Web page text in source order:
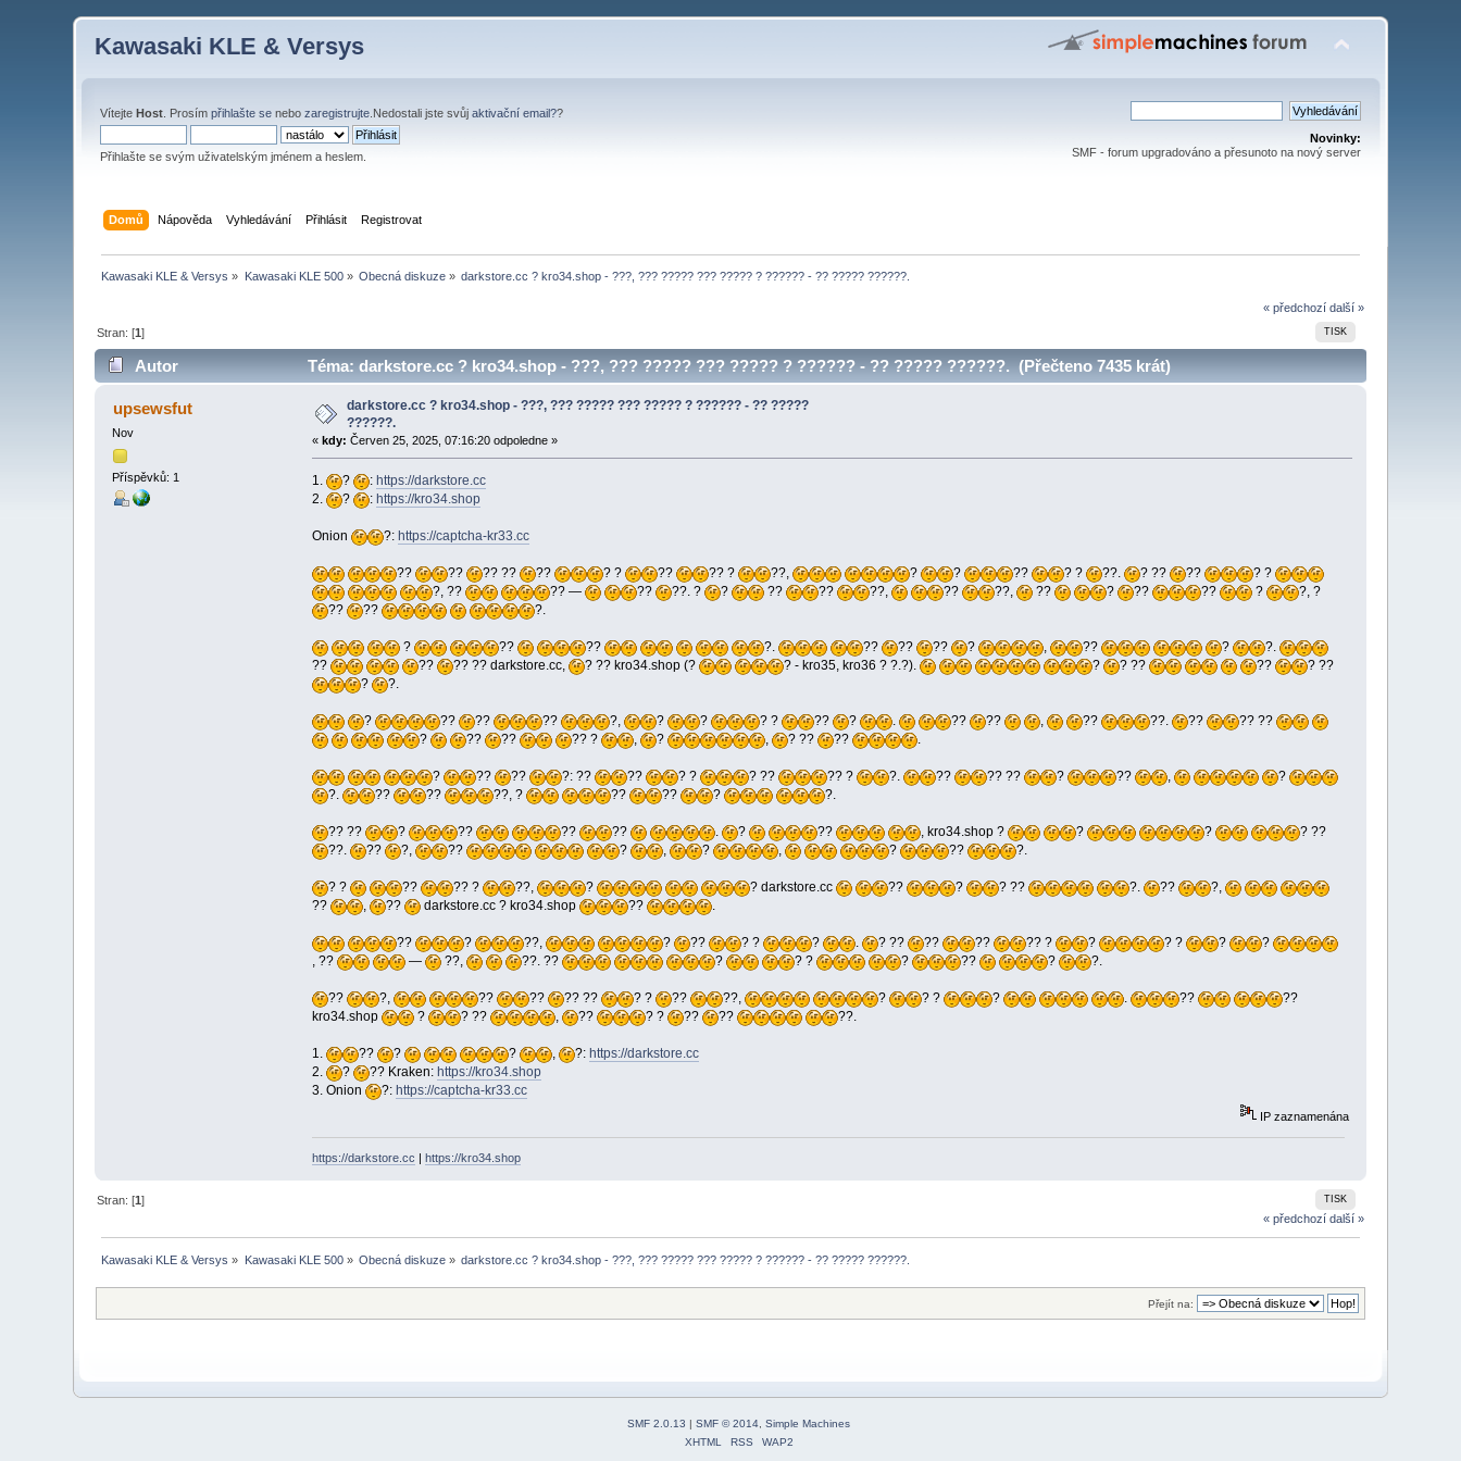
Kawasaki KLE & Versys
VítejteHost . Prosímpřihlašte se nebozaregistrujte .Nedostali jste svůjaktivační email??
Přihlašte se svým uživatelským jménem a heslem.
Novinky:
SMF - forum upgradováno a přesunoto na nový server
Domů Nápověda Vyhledávání Přihlásit Registrovat
Kawasaki KLE & Versys » Kawasaki KLE 500» Obecná diskuze » darkstore.cc ? kro34.shop - ???, ??? ????? ??? ????? ? ?????? - ?? ????? ??????.
« předchozí další »
TISK
Stran: [1]
Autor Téma: darkstore.cc ? kro34.shop - ???, ??? ????? ??? ????? ? ?????? - ?? ????? ??????. (Přečteno 7435 krát)
upsewsfut
Nov
Příspěvků: 1
darkstore.cc ? kro34.shop - ???, ??? ????? ??? ????? ? ?????? - ?? ?????
??????.
« kdy: Červen 25, 2025, 07:16:20 odpoledne »
1. ? : https://darkstore.cc
2.
? : https://kro34.shop
Onion ?: https://captcha-kr33.cc
?? ?? ?? ?? ?? ? ? ?? ?? ? ??, ? ? ?? ? ? ??. ? ?? ??
? ?
?, ??
?? — ?? ??. ? ? ?? ?? ??, ?? ??, ?? ? ?? ?? ?
?, ?
??
?? ?.
? ?? ?? ?. ?? ?? ?? ? , ?? ?
?.
??
?? ?? ?? darkstore.cc, ? ?? kro34.shop (? ? - kro35, kro36 ? ?.?). ? ? ?? ??
? ??
?
?.
? ?? ?? ?? ?, ? ? ? ? ?? ? . ?? ?? , ?? ??. ??
?? ??
?
?? ?? ?? ? , ? , ? ?? ?? .
? ?? ?? ?: ?? ?? ? ? ? ?? ?? ? ?. ?? ?? ?? ? ?? ,
?
?.
?? ?? ??, ? ?? ?? ? ?.
?? ?? ? ?? ?? ?? . ? ?? , kro34.shop ? ? ?
? ??
??.
?? ?, ?? ? , ? , ? ?? ?.
? ? ?? ?? ? ??, ? ? darkstore.cc ?? ? ? ?? ?. ??
?,
??
, ?? darkstore.cc ? kro34.shop ?? .
?? ? ??, ? ?? ? ? ? . ? ?? ?? ?? ?? ? ? ? ? ?
?
, ??
— ??, ??. ?? ? ? ? ? ?? ? ?.
?? ?, ?? ?? ?? ?? ? ? ?? ??, ? ? ? ? . ??
??
kro34.shop
? ? ?? , ?? ? ? ?? ?? ??.
1. ?? ? ? , ?: https://darkstore.cc
2.
? ?? Kraken: https://kro34.shop
3. Onion
?: https://captcha-kr33.cc
IP zaznamenána
https://darkstore.cc | https://kro34.shop
TISK
Stran: [1]
« předchozí další »
Kawasaki KLE & Versys » Kawasaki KLE 500» Obecná diskuze » darkstore.cc ? kro34.shop - ???, ??? ????? ??? ????? ? ?????? - ?? ????? ??????.
Přejít na:
SMF 2.0.13 | SMF © 2014 Simple Machines
XHTML
RSS WAP2